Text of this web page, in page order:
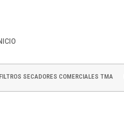
FILTROS SECADORES COMERCIALES TMA